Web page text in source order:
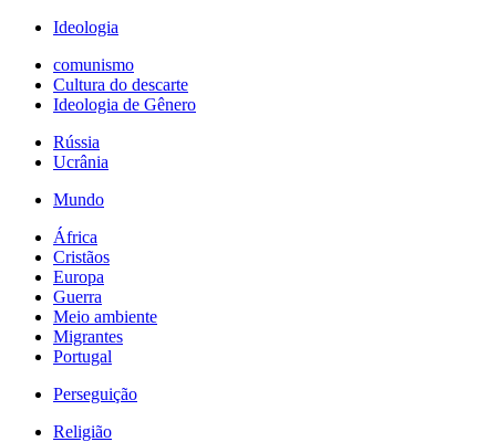
Ideologia
comunismo
Cultura do descarte
Ideologia de Gênero
Rússia
Ucrânia
Mundo
África
Cristãos
Europa
Guerra
Meio ambiente
Migrantes
Portugal
Perseguição
Religião